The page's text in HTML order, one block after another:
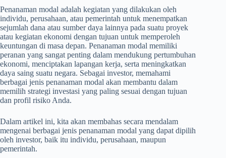
Penanaman modal adalah kegiatan yang dilakukan oleh
individu, perusahaan, atau pemerintah untuk menempatkan
sejumlah dana atau sumber daya lainnya pada suatu proyek
atau kegiatan ekonomi dengan tujuan untuk memperoleh
keuntungan di masa depan. Penanaman modal memiliki
peranan yang sangat penting dalam mendukung pertumbuhan
ekonomi, menciptakan lapangan kerja, serta meningkatkan
daya saing suatu negara. Sebagai investor, memahami
berbagai jenis penanaman modal akan membantu dalam
memilih strategi investasi yang paling sesuai dengan tujuan
dan profil risiko Anda.
Dalam artikel ini, kita akan membahas secara mendalam
mengenai berbagai jenis penanaman modal yang dapat dipilih
oleh investor, baik itu individu, perusahaan, maupun
pemerintah.